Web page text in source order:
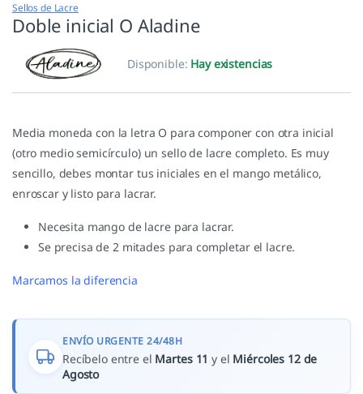
Sellos de Lacre
Doble inicial O Aladine
Disponible: Hay existencias
Media moneda con la letra O para componer con otra inicial
(otro medio semicírculo) un sello de lacre completo. Es muy
sencillo, debes montar tus iniciales en el mango metálico,
enroscar y listo para lacrar.
Necesita mango de lacre para lacrar.
Se precisa de 2 mitades para completar el lacre.
Marcamos la diferencia
ENVÍO URGENTE 24/48H
Recíbelo entre el Martes 11 y el Miércoles 12 de
Agosto